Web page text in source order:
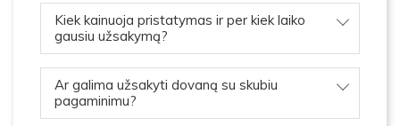
Kiek kainuoja pristatymas ir per kiek laiko
gausiu užsakymą?
Ar galima užsakyti dovaną su skubiu
pagaminimu?